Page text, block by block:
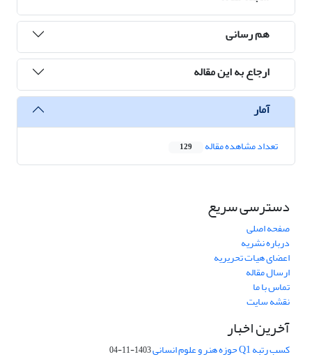
هم رسانی
ارجاع به این مقاله
آمار
تعداد مشاهده مقاله 129
دسترسی سریع
صفحه اصلی
درباره نشریه
اعضای هیات تحریریه
ارسال مقاله
تماس با ما
نقشه سایت
آخرین اخبار
کسب رتبه Q1 حوزه هنر و علوم انسانی 1403-11-04